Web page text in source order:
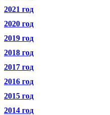
2021 год
2020 год
2019 год
2018 год
2017 год
2016 год
2015 год
2014 год